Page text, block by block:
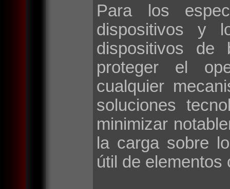
Para los
dispositivos y
dispositivos de
proteger el
cualquier
soluciones
minimizar
la carga sobre
útil de elementos